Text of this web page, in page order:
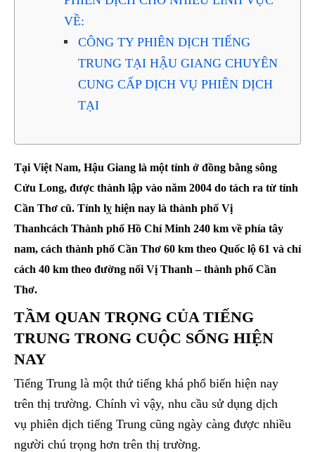
VỀ:
CÔNG TY PHIÊN DỊCH TIẾNG
TRUNG TẠI HẬU GIANG CHUYÊN
CUNG CẤP DỊCH VỤ PHIÊN DỊCH
TẠI
Tại Việt Nam, Hậu Giang là một tỉnh ở đồng bằng sông
Cửu Long, được thành lập vào năm 2004 do tách ra từ tỉnh
Cần Thơ cũ. Tỉnh lỵ hiện nay là thành phố Vị
Thanhcách Thành phố Hồ Chí Minh 240 km về phía tây
nam, cách thành phố Cần Thơ 60 km theo Quốc lộ 61 và chỉ
cách 40 km theo đường nối Vị Thanh – thành phố Cần
Thơ.
TẦM QUAN TRỌNG CỦA TIẾNG
TRUNG TRONG CUỘC SỐNG HIỆN
NAY
Tiếng Trung là một thứ tiếng khá phổ biến hiện nay
trên thị trường. Chính vì vậy, nhu cầu sử dụng dịch
vụ phiên dịch tiếng Trung cũng ngày càng được nhiều
người chú trọng hơn trên thị trường.